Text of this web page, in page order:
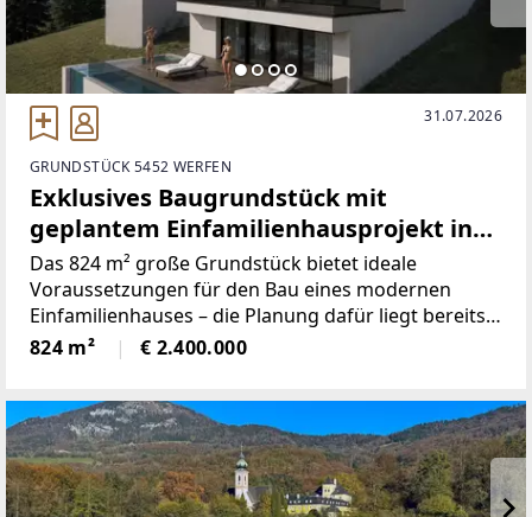
31.07.2026
GRUNDSTÜCK 5452 WERFEN
Exklusives Baugrundstück mit
geplantem Einfamilienhausprojekt in
Pfarrwerfen
Das 824 m² große Grundstück bietet ideale
Voraussetzungen für den Bau eines modernen
Einfamilienhauses – die Planung dafür liegt bereits
vor und kann auf Wunsch noch individuell
angepasst werden. Auch eine Planung und
824 m² € 2.400.000